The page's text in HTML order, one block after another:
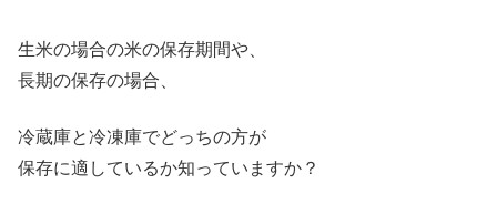
生米の場合の米の保存期間や、
長期の保存の場合、
冷蔵庫と冷凍庫でどっちの方が
保存に適しているか知っていますか？